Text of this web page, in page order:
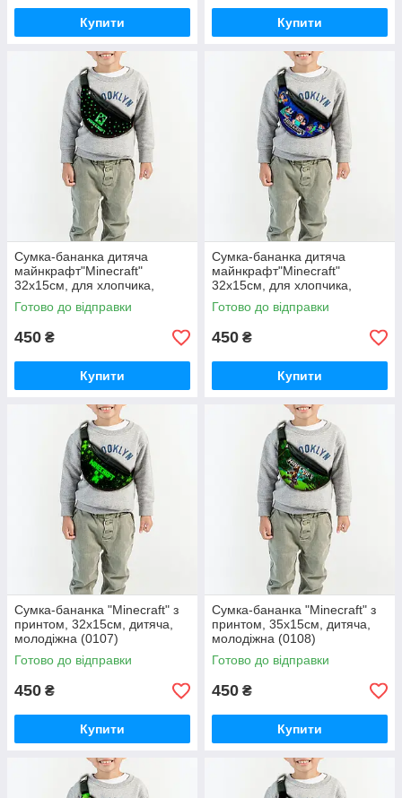
Купити Купити
Сумка-бананка дитяча
майнкрафт"Minecraft"
32х15см, для хлопчика,
молодіжна (0105)
Готово до відправки
450 ₴
Купити
Сумка-бананка дитяча
майнкрафт"Minecraft"
32х15см, для хлопчика,
молодіжна (0106)
Готово до відправки
450 ₴
Купити
Сумка-бананка "Minecraft" з
принтом, 32х15см, дитяча,
молодіжна (0107)
Готово до відправки
450 ₴
Купити
Сумка-бананка "Minecraft" з
принтом, 35х15см, дитяча,
молодіжна (0108)
Готово до відправки
450 ₴
Купити